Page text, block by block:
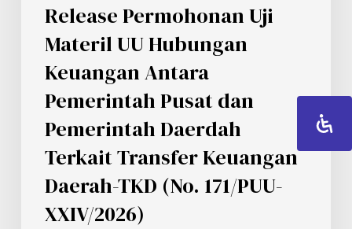
Release Permohonan Uji
Materil UU Hubungan
Keuangan Antara
Pemerintah Pusat dan
Pemerintah Daerdah
Terkait Transfer Keuangan
Daerah-TKD (No. 171/PUU-
XXIV/2026)